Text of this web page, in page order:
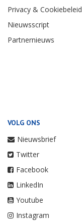
Privacy & Cookiebeleid
Nieuwsscript
Partnernieuws
VOLG ONS
Nieuwsbrief
Twitter
Facebook
LinkedIn
Youtube
Instagram